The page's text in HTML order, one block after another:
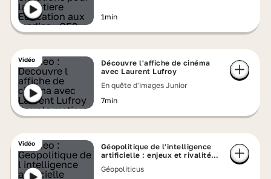
1min
Vidéo
Découvre l'affiche de cinéma
avec Laurent Lufroy
En quête d'images Junior
7min
Vidéo
Géopolitique de l'intelligence
artificielle : enjeux et rivalités
Géopoliticus